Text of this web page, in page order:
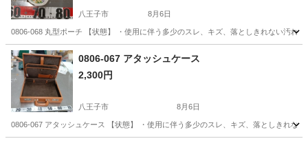
八王子市 8月6日
0806-068 丸型ポーチ 【状態】 ・使用に伴う多少のスレ、キズ、落としきれない汚
東京 八王子市 現地
0806-067 アタッシュケース
2,300円
八王子市 8月6日
0806-067 アタッシュケース 【状態】 ・使用に伴う多少のスレ、キズ、落としきれ